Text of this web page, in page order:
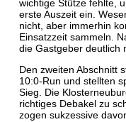
wichtige Stütze fehlte,
erste Auszeit ein.
nicht, aber immerhin
Einsatzzeit sammeln.
die Gastgeber deutlich
Den zweiten Abschnitt
10:0-Run und stellten
Sieg. Die
richtiges Debakel zu
zogen sukzessive